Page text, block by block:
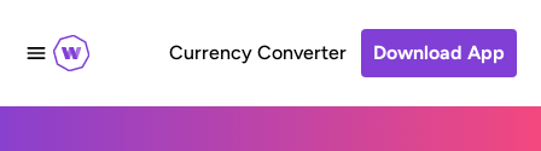
Currency Converter Download App